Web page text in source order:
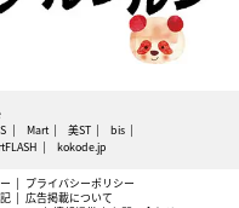
Mart 美ST
bis
kokode.jp
プライバシーポリシー
広告掲載について